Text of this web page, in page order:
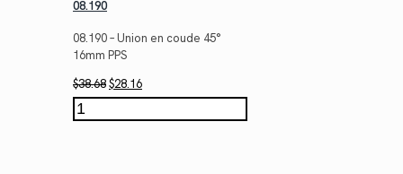
08.190
08.190 – Union en coude 45°
16mm PPS
$38.68Le
prix
initial
$28.16Le
prix
actuel
quantité
de